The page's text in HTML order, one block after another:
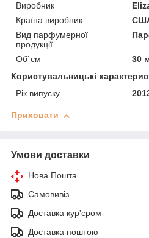
Виробник
Країна виробник
Вид парфумерної
продукції
Об`єм
30
Користувальницькі
Рік випуску
Приховати
Умови доставки
Нова Пошта
Самовивіз
Доставка кур'єром
Доставка поштою